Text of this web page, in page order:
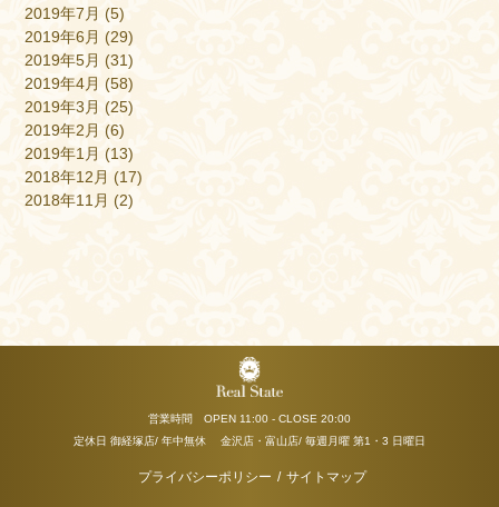
2019年7月 (5)
2019年6月 (29)
2019年5月 (31)
2019年4月 (58)
2019年3月 (25)
2019年2月 (6)
2019年1月 (13)
2018年12月 (17)
2018年11月 (2)
営業時間 OPEN 11:00 - CLOSE 20:00
定休日 御経塚店/ 年中無休 金沢店・富山店/ 毎週月曜 第1・3 日曜日
プライバシーポリシー / サイトマップ